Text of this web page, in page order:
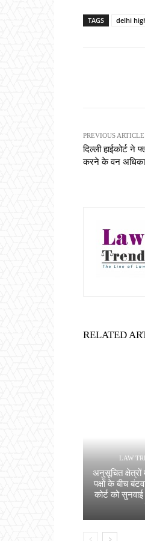
TAGS delhi
PREVIOUS ARTICLE
दिल्ली हाईकोर्ट ने
करने के वन
RELATED
LAW
अनुसूचित
पक्षों के बीच
कोर्ट को